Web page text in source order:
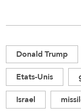
Donald Trump
Etats-Unis
Israel